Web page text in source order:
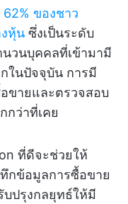
ของชาว
หุ้น ซึ่งเป็นระดับ
วนบุคคลที่เข้ามามี
ในปัจจุบัน การมี
ขายและตรวจสอบ
ว่าที่เคย
ที่ดีจะช่วยให้
กข้อมูลการซื้อขาย
ปรุงกลยุทธ์ให้มี